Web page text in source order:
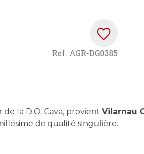
Ref. AGR-DG0385
la D.O. Cava, provient Vilarnau
de qualité singulière.